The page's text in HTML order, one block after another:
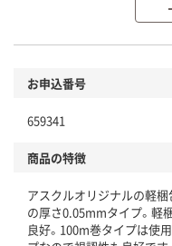
分
本体
仕組
ア
お申込番号
659341
商品の特徴
アスクルオリジナルの軽梱
の厚さ0.05mmタイプ。軽
良好。100m巻タイプは使